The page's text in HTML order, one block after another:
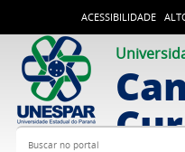
ACESSIBILIDADE
Buscar no portal